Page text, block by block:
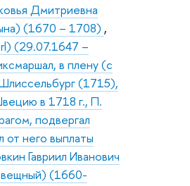
Дмитриевна
(1670 – 1708) ,
(29.07.1647 –
в плену (с
(1715),
в 1718 г., П.
подвергал
от него выплаты
Гавриил Иванович
(1660-